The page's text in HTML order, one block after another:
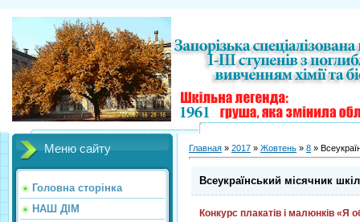
Меню сайту
Головна сторінка
НАШ ДІМ
Главная » 2017 » Жовтень » 8 »
Всеукраїнський місячник
Конкурс плакатів і малюнків «Я